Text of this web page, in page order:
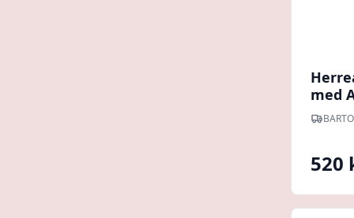
med
520